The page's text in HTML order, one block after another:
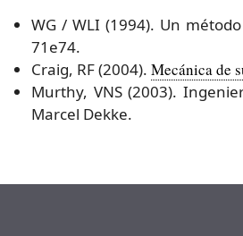
WG / WLI (1994). Un
71e74.
Craig, RF (2004). Mecánica de
Murthy, VNS (2003).
Marcel Dekke.